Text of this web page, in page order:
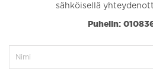
sähköisellä
Puhelin: